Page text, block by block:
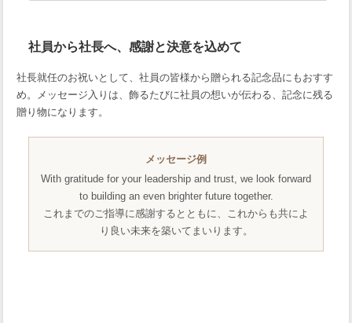
社員から社長へ、感謝と決意を込めて
社長就任のお祝いとして、社員の皆様から贈られる記念品にもおすす
め。メッセージ入りは、飾るたびに社員の想いが伝わる、記念に残る
贈り物になります。
メッセージ例
With gratitude for your leadership and trust, we look forward
to building an even brighter future together.
これまでのご指導に感謝するとともに、これからも共によ
り良い未来を築いてまいります。